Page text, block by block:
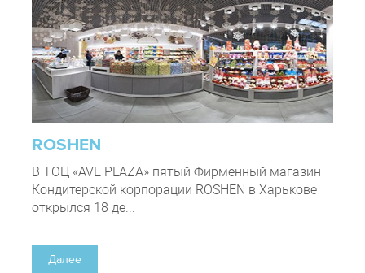
ROSHEN
В ТОЦ «AVE PLAZA» пятый Фирменный магазин
Кондитерской корпорации ROSHEN в Харькове
открылся 18 де...
Далее